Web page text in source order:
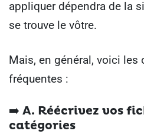
appliquer dépendra de la
se trouve le vôtre.
Mais, en général, voici les
fréquentes :
➡️ A. Réécrivez vos
catégories